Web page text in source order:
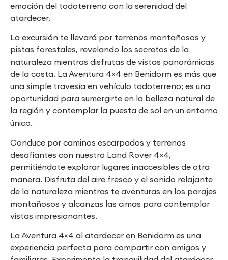
emoción del todoterreno con la serenidad del
atardecer.
La excursión te llevará por terrenos montañosos y
pistas forestales, revelando los secretos de la
naturaleza mientras disfrutas de vistas panorámicas
de la costa. La Aventura 4×4 en Benidorm es más que
una simple travesía en vehículo todoterreno; es una
oportunidad para sumergirte en la belleza natural de
la región y contemplar la puesta de sol en un entorno
único.
Conduce por caminos escarpados y terrenos
desafiantes con nuestro Land Rover 4×4,
permitiéndote explorar lugares inaccesibles de otra
manera. Disfruta del aire fresco y el sonido relajante
de la naturaleza mientras te aventuras en los parajes
montañosos y alcanzas las cimas para contemplar
vistas impresionantes.
La Aventura 4×4 al atardecer en Benidorm es una
experiencia perfecta para compartir con amigos y